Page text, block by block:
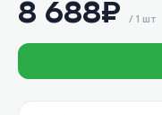
8 688₽ / 1 шт